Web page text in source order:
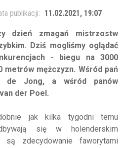
publikacji: 11.02.2021, 19:07
dzień zmagań mistrzostw
Dziś mogliśmy oglądać
- biegu na 3000
mężczyzn. Wśród pań
de Jong, a wśród panów
der Poel.
jak kilka tygodni temu
się w holenderskim
są zdecydowanie faworytami